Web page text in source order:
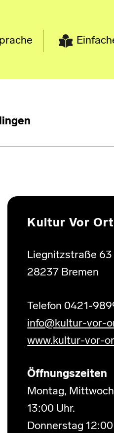
Kultur Vor Ort
Liegnitzstraße 63
28237 Bremen
Telefon 0421-
info@kultur-vor-
www.kultur-vor-
Öffnungszeiten
Montag,
13:00 Uhr.
Donnerstag